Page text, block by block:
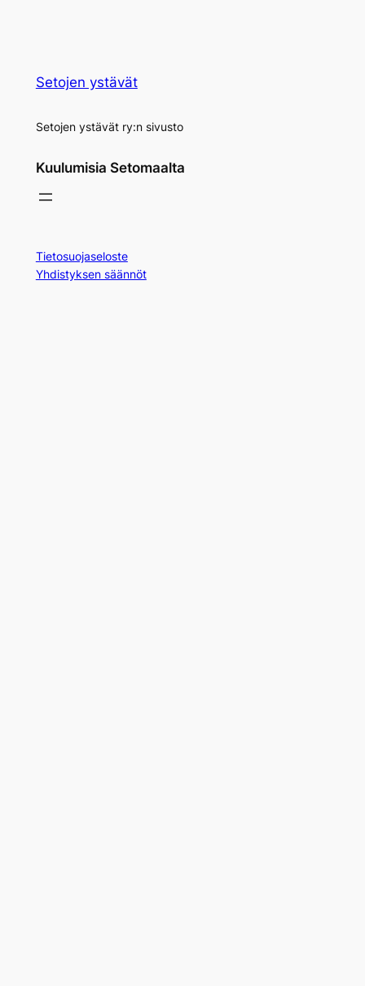
Setojen ystävät
Setojen ystävät ry:n sivusto
Kuulumisia Setomaalta
Tietosuojaseloste
Yhdistyksen säännöt